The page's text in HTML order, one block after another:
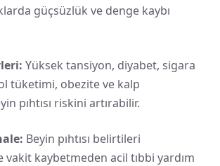
güçsüzlük ve denge kaybı
Yüksek tansiyon, diyabet, sigara
tüketimi, obezite ve kalp
pıhtısı riskini artırabilir.
Beyin pıhtısı belirtileri
kaybetmeden acil tıbbi yardım